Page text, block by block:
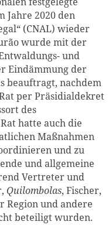
Jahre 2020 den
(CNAL) wieder
wurde mit der
und
Eindämmung der
beauftragt, nachdem
perPräsidialdekret
des
hatte auch die
Maßnahmen
und zu
und allgemeine
Vertreter und
Quilombolas, Fischer,
Region und andere
beteiligt wurden.